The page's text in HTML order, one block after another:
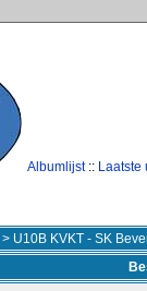
Albumlijst:: Laatste
> U10B KVKT - SK